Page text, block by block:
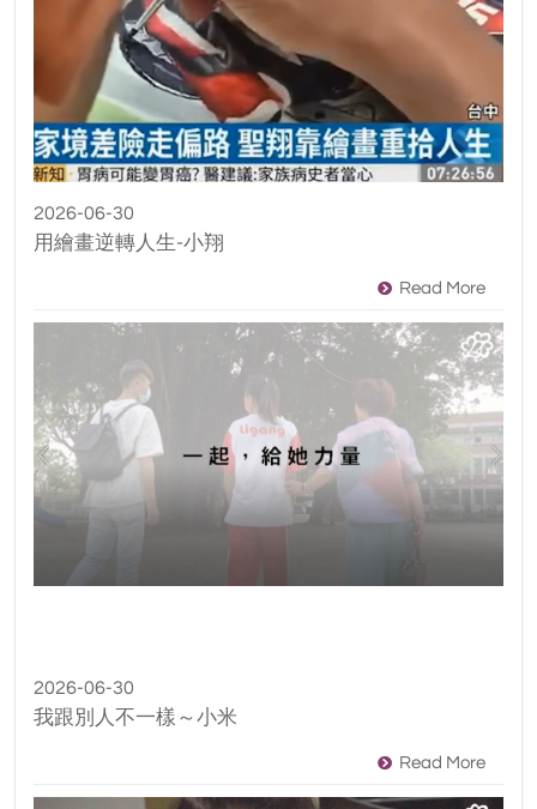
2026-06-30
用繪畫逆轉人生-小翔
Read More
2026-06-30
我跟別人不一樣～小米
Read More